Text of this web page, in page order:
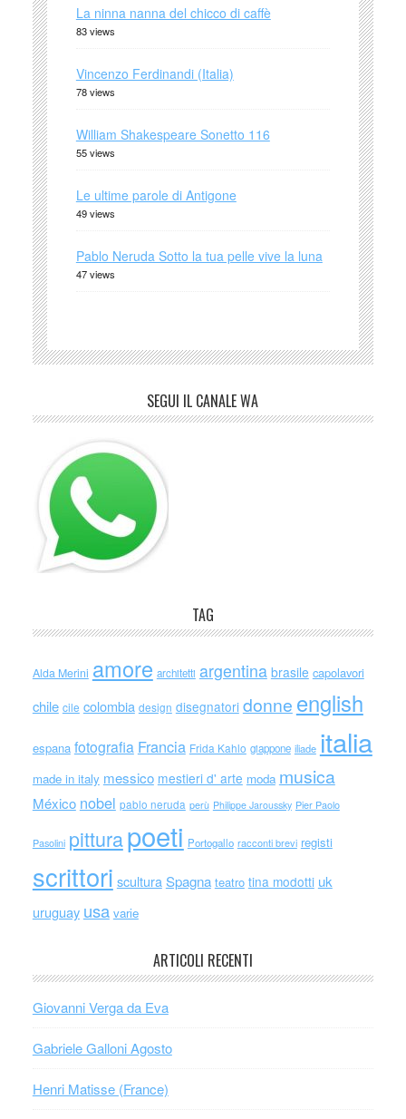
La ninna nanna del chicco di caffè
83 views
Vincenzo Ferdinandi (Italia)
78 views
William Shakespeare Sonetto 116
55 views
Le ultime parole di Antigone
49 views
Pablo Neruda Sotto la tua pelle vive la luna
47 views
SEGUI IL CANALE WA
TAG
Alda Merini amore architetti argentina brasile capolavori
chile cile colombia design disegnatori donne english
espana fotografia Francia Frida Kahlo giappone iliade italia
made in italy messico mestieri d' arte moda musica
México nobel pablo neruda perù Philippe Jaroussky Pier Paolo
Pasolini pitturapoeti Portogallo racconti brevi registi
scrittori sculturaSpagna teatro tina modotti uk
uruguay usa varie
ARTICOLI RECENTI
Giovanni Verga da Eva
Gabriele Galloni Agosto
Henri Matisse (France)